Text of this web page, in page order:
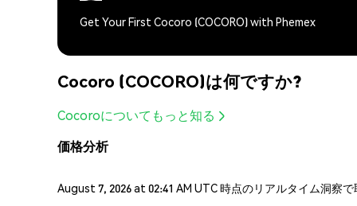
Get Your First Cocoro (COCORO) with Phemex
Cocoro (COCORO)は何ですか?
Cocoroについてもっと知る
価格分析
August 7, 2026 at 02:41 AM UTC 時点のリアルタイム洞察